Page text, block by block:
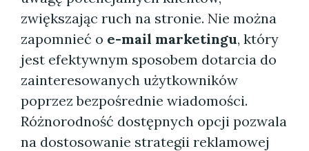
zwiększając ruch na stronie. Nie można
zapomnieć o e-mail marketingu, który
jest efektywnym sposobem dotarcia do
zainteresowanych użytkowników
poprzez bezpośrednie wiadomości.
Różnorodność dostępnych opcji pozwala
na dostosowanie strategii reklamowej